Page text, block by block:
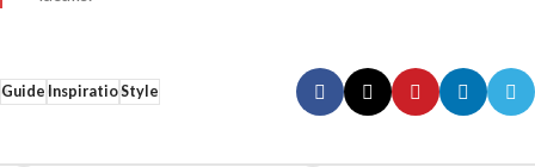
Guide InspiratioStyle